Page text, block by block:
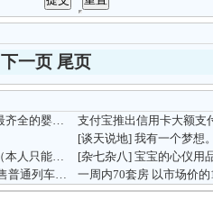
下一页 尾页
广东小宝贝母婴用品商城——最大最齐全的婴儿用品商城
支付宝推出信用卡大额支
[谈天说地]我有一个梦想
网友选出市面上最难喝的三款饮料（本人只能勉强接受到第二名）
[杂七杂八]宝宝的心仪用品在
坐武广高铁必须先买票后上车 可发售普通列车车票
一周内70套房 以市场价